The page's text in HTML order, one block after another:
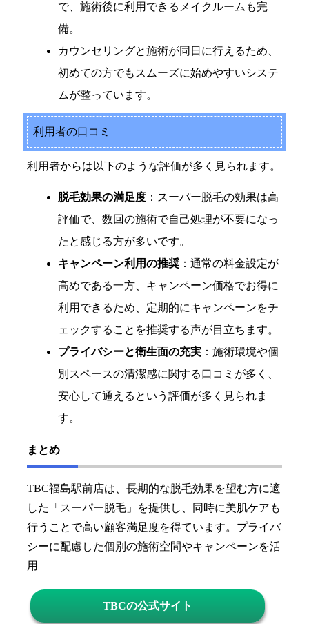
で、施術後に利用できるメイクルームも完
備。
カウンセリングと施術が同日に行えるため、
初めての方でもスムーズに始めやすいシステ
ムが整っています。
利用者の口コミ
利用者からは以下のような評価が多く見られます。
脱毛効果の満足度 ：スーパー脱毛の効果は高
評価で、数回の施術で自己処理が不要になっ
たと感じる方が多いです。
キャンペーン利用の推奨 ：通常の料金設定が
高めである一方、キャンペーン価格でお得に
利用できるため、定期的にキャンペーンをチ
ェックすることを推奨する声が目立ちます。
プライバシーと衛生面の充実 ：施術環境や個
別スペースの清潔感に関する口コミが多く、
安心して通えるという評価が多く見られま
す。
まとめ
TBC福島駅前店は、長期的な脱毛効果を望む方に適
した「スーパー脱毛」を提供し、同時に美肌ケアも
行うことで高い顧客満足度を得ています。プライバ
シーに配慮した個別の施術空間やキャンペーンを活
用
TBCの公式サイト